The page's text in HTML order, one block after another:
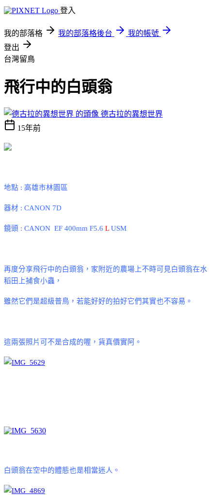
登入
我的部落格 我的部落格後台
我的帳號
登出
台灣留鳥
飛行中的白頭翁
德古拉的異想世界
15年前
地點 : 高雄市林園區
器材 : CANON 7D
鏡頭 : CANON EF 400mm F5.6 LUSM
再度分享飛行中的白頭翁 ，家附近的農場上不時可見白頭翁在水
稻田上捕食小蟲，
雖然它們是超級普鳥，若能好好的拍好它們其實也不容易。
這兩張照片可不是合成的喔，貨真價實阿。
白頭翁在空中的體態也是相當迷人。